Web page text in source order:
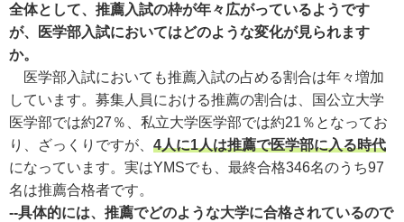
全体として、推薦入試の枠が年々広がっているようです
が、医学部入試においてはどのような変化が見られます
か。
医学部入試においても推薦入試の占める割合は年々増加
しています。募集人員における推薦の割合は、国公立大学
医学部では約27％、私立大学医学部では約21％となってお
り、ざっくりですが、 4人に1人は推薦で医学部に入る時代
になっています。実はYMSでも、最終合格346名のうち97
名は推薦合格者です。
--具体的には、推薦でどのような大学に合格されているので